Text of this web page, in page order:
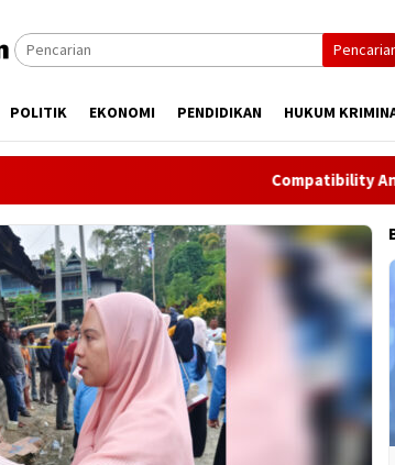
POLITIK EKONOMI PENDIDIKAN HUKUM
Compatibility Analysis